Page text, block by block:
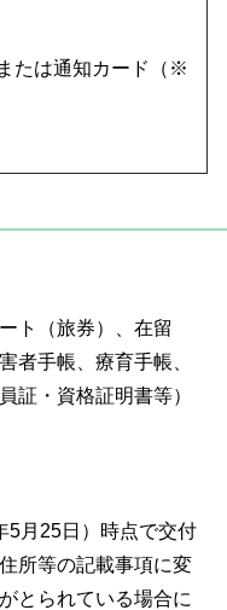
たは通知カード（※
ト（旅券）、在留
者手帳、療育手帳、
証・資格証明書等）
5月25日）時点で交付
所等の記載事項に変
とられている場合に